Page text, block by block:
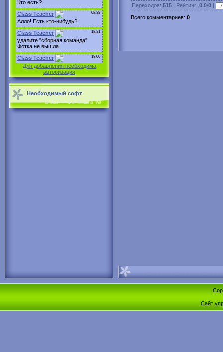
Для добавления необходима
авторизация
Необходимый софт
Переходов: 515 | Рейтинг: 0.0/0 |
Всего комментариев: 0
Сайт